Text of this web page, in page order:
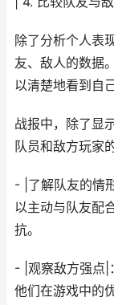
除了分析个人表
友、敌人的数据
以清楚地看到自
战报中，除了显
队员和敌方玩家
- |了解队友的情
以主动与队友配
抗。
- |观察敌方强点|
他们在游戏中的